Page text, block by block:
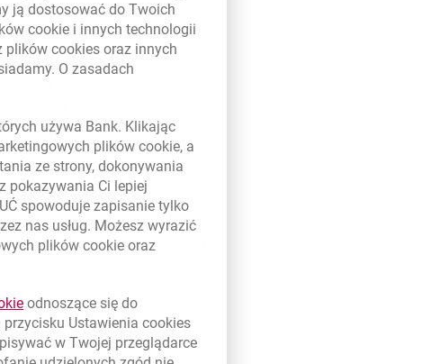
klientów przenoszone są
z klientem, stawianie jego
o najlepsze
jest przez nas bardzo
marek w Polsce i nasz
że pod względem Customer
Jorge, Prezes Zarządu Banku
że po raz kolejny jesteśmy w
ikon personalizacji jak Spotify
rozrywkowej, jubilerskiej
najbardziej dopasowane do
produktów i usług, zarówno w
na każdym z obszarów
ją dostosować do Twoich
cookie i innych technologii
plikówcookies oraz innych
O zasadach
w nowym oknie
używa Bank. Klikając
plikówcookie, a
ze strony, dokonywania
pokazywania Ci lepiej
spowoduje zapisanie tylko
nas usług. Możesz wyrazić
plikówcookie oraz
link otwiera się w nowym oknie
odnoszące się do
przycisku Ustawieniacookies
w Twojej przeglądarce